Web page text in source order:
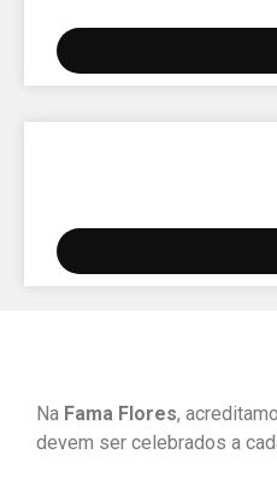
Na Fama Flores,
devem ser celebrados a